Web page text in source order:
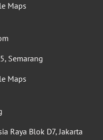
Maps
Semarang
Maps
Raya Blok D7, Jakarta